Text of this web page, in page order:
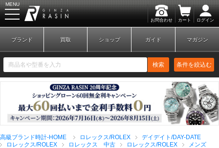
お問合わせ カート ログイン
MENU
新規会員登録 ログイン
ブランドから探す
ブランド 買取 ショップ ガイド マガジン
検索 条件を絞込む
高級ブランド時計-HOME ロレックス/ROLEX
デイデイト/DAY-DATE
ロレックス/ROLEX
ロレックス 中古 ロレックス/ROLEX
メンズ